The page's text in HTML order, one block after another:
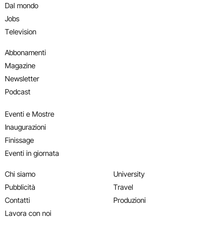
Dal mondo
Jobs
Television
Abbonamenti
Magazine
Newsletter
Podcast
Eventi e Mostre
Inaugurazioni
Finissage
Eventi in giornata
Chi siamo
Pubblicità
Contatti
Lavora con noi
University
Travel
Produzioni